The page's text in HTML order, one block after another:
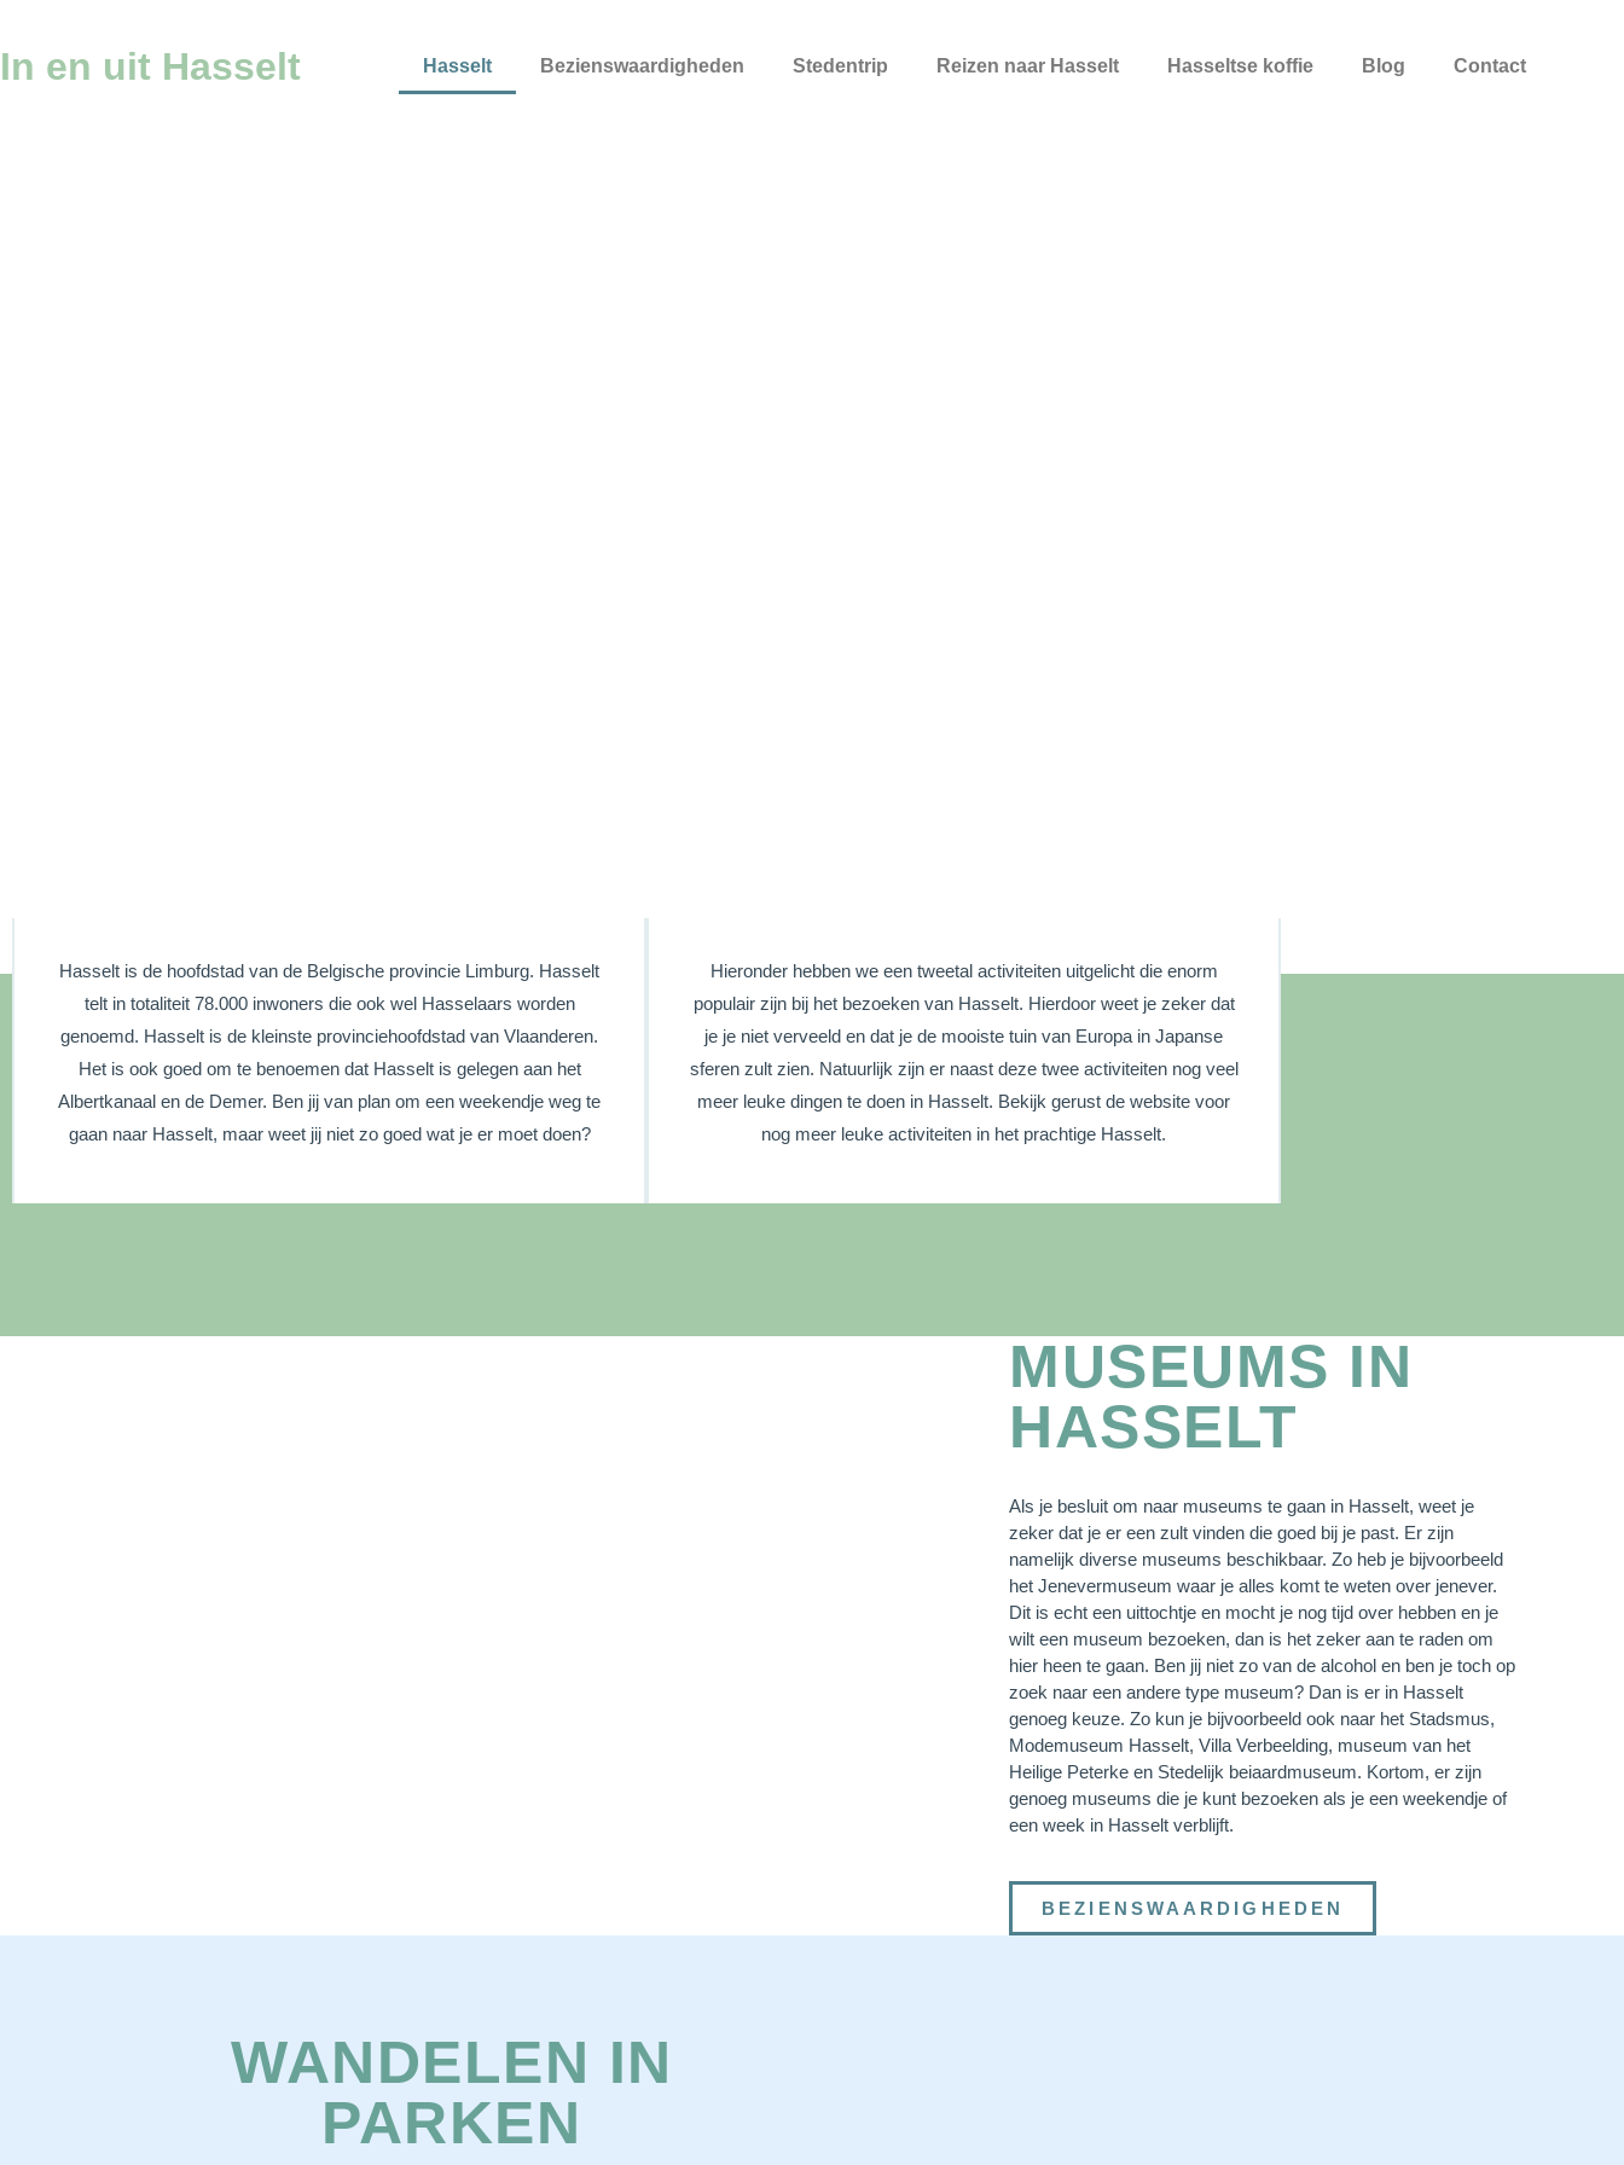
In en uit Hasselt Hasselt Bezienswaardigheden Stedentrip Reizen naar Hasselt Hasseltse koffie Blog Contact
Hasselt is de hoofdstad van de Belgische provincie Limburg. Hasselt
telt in totaliteit 78.000 inwoners die ook wel Hasselaars worden
genoemd. Hasselt is de kleinste provinciehoofdstad van Vlaanderen.
Het is ook goed om te benoemen dat Hasselt is gelegen aan het
Albertkanaal en de Demer. Ben jij van plan om een weekendje weg te
gaan naar Hasselt, maar weet jij niet zo goed wat je er moet doen?
Hieronder hebben we een tweetal activiteiten uitgelicht die enorm
populair zijn bij het bezoeken van Hasselt. Hierdoor weet je zeker dat
je je niet verveeld en dat je de mooiste tuin van Europa in Japanse
sferen zult zien. Natuurlijk zijn er naast deze twee activiteiten nog veel
meer leuke dingen te doen in Hasselt. Bekijk gerust de website voor
nog meer leuke activiteiten in het prachtige Hasselt.
MUSEUMS IN
HASSELT
Als je besluit om naar museums te gaan in Hasselt, weet je
zeker dat je er een zult vinden die goed bij je past. Er zijn
namelijk diverse museums beschikbaar. Zo heb je bijvoorbeeld
het Jenevermuseum waar je alles komt te weten over jenever.
Dit is echt een uittochtje en mocht je nog tijd over hebben en je
wilt een museum bezoeken, dan is het zeker aan te raden om
hier heen te gaan. Ben jij niet zo van de alcohol en ben je toch op
zoek naar een andere type museum? Dan is er in Hasselt
genoeg keuze. Zo kun je bijvoorbeeld ook naar het Stadsmus,
Modemuseum Hasselt, Villa Verbeelding, museum van het
Heilige Peterke en Stedelijk beiaardmuseum. Kortom, er zijn
genoeg museums die je kunt bezoeken als je een weekendje of
een week in Hasselt verblijft.
BEZIENSWAARDIGHEDEN
WANDELEN IN
PARKEN